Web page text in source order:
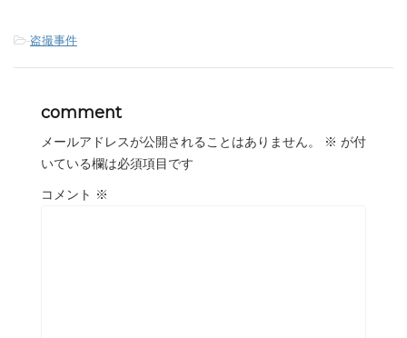
-盗撮事件
comment
メールアドレスが公開されることはありません。 ※ が付
いている欄は必須項目です
コメント ※